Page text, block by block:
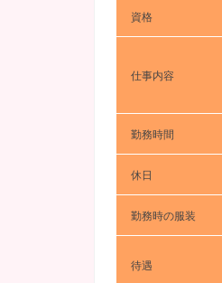
資格
仕事内容
勤務時間
休日
勤務時の服装
待遇